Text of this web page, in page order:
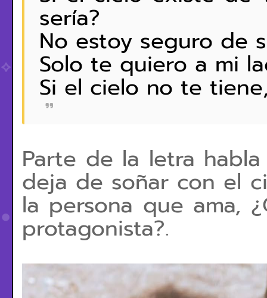
sería?
No estoy seguro de
Solo te quiero a mi
Si el cielo no te
Parte de la letra
deja de soñar con el
la persona que ama,
protagonista?.